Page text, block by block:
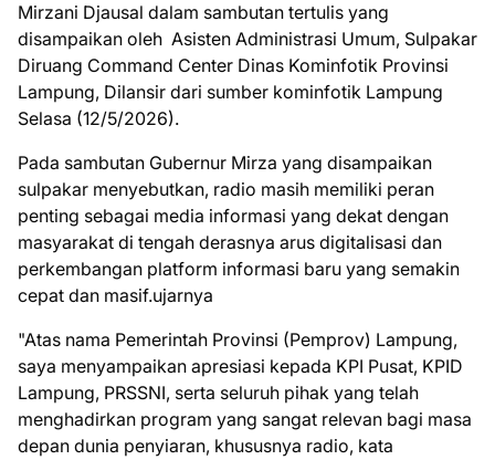
Mirzani Djausal dalam sambutan tertulis yang
disampaikan oleh Asisten Administrasi Umum, Sulpakar
Diruang Command Center Dinas Kominfotik Provinsi
Lampung, Dilansir dari sumber kominfotik Lampung
Selasa (12/5/2026).
Pada sambutan Gubernur Mirza yang disampaikan
sulpakar menyebutkan, radio masih memiliki peran
penting sebagai media informasi yang dekat dengan
masyarakat di tengah derasnya arus digitalisasi dan
perkembangan platform informasi baru yang semakin
cepat dan masif.ujarnya
"Atas nama Pemerintah Provinsi (Pemprov) Lampung,
saya menyampaikan apresiasi kepada KPI Pusat, KPID
Lampung, PRSSNI, serta seluruh pihak yang telah
menghadirkan program yang sangat relevan bagi masa
depan dunia penyiaran, khususnya radio, kata